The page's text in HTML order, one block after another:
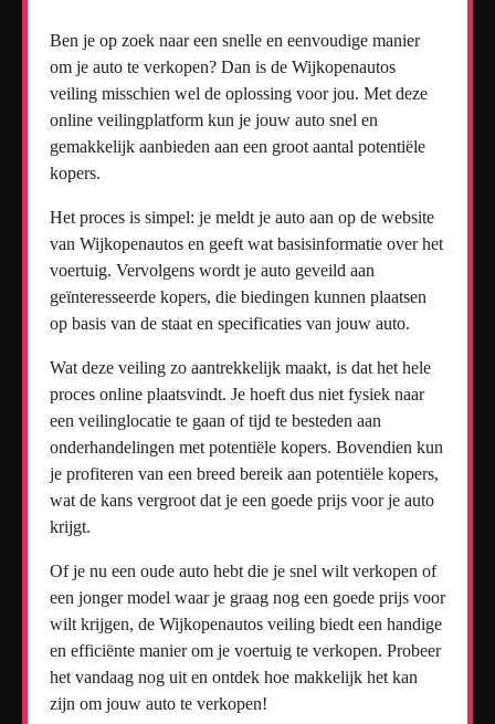
Ben je op zoek naar een snelle en eenvoudige manier
om je auto te verkopen? Dan is de Wijkopenautos
veiling misschien wel de oplossing voor jou. Met deze
online veilingplatform kun je jouw auto snel en
gemakkelijk aanbieden aan een groot aantal potentiële
kopers.
Het proces is simpel: je meldt je auto aan op de website
van Wijkopenautos en geeft wat basisinformatie over het
voertuig. Vervolgens wordt je auto geveild aan
geïnteresseerde kopers, die biedingen kunnen plaatsen
op basis van de staat en specificaties van jouw auto.
Wat deze veiling zo aantrekkelijk maakt, is dat het hele
proces online plaatsvindt. Je hoeft dus niet fysiek naar
een veilinglocatie te gaan of tijd te besteden aan
onderhandelingen met potentiële kopers. Bovendien kun
je profiteren van een breed bereik aan potentiële kopers,
wat de kans vergroot dat je een goede prijs voor je auto
krijgt.
Of je nu een oude auto hebt die je snel wilt verkopen of
een jonger model waar je graag nog een goede prijs voor
wilt krijgen, de Wijkopenautos veiling biedt een handige
en efficiënte manier om je voertuig te verkopen. Probeer
het vandaag nog uit en ontdek hoe makkelijk het kan
zijn om jouw auto te verkopen!